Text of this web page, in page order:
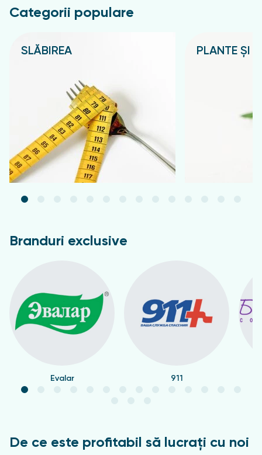
Aplicați dimineața și seara, după curățarea tenului,
ochilor.
Categorii populare
SLĂBIREA PLANTE ȘI
Branduri exclusive
Evalar 911
De ce este profitabil să lucrați cu noi